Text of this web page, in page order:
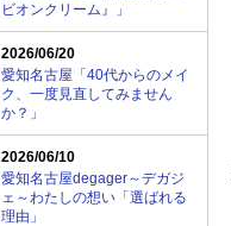
ビオンクリーム』」
2026/06/20
愛知名古屋「40代からのメイ
ク、一度見直してみません
か？」
2026/06/10
愛知名古屋degager～デガジ
ェ～わたしの想い「選ばれる
理由」